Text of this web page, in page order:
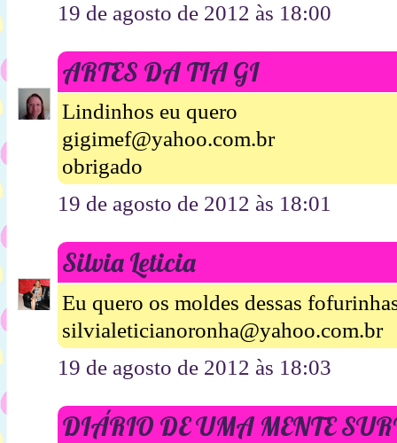
19 de agosto de 2012 às 18:00
ARTES DA TIA GI
Lindinhos eu quero
gigimef@yahoo.com.br
obrigado
19 de agosto de 2012 às 18:01
Silvia Leticia
Eu quero os moldes dessas
silvialeticianoronha@yahoo.com.br
19 de agosto de 2012 às 18:03
DIÁRIO DE UMA MENTE